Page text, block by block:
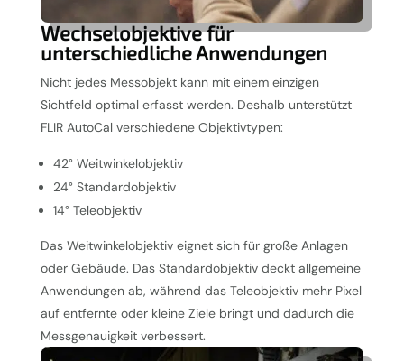
Wechselobjektive für
unterschiedliche Anwendungen
Nicht jedes Messobjekt kann mit einem einzigen
Sichtfeld optimal erfasst werden. Deshalb unterstützt
FLIR AutoCal verschiedene Objektivtypen:
42° Weitwinkelobjektiv
24° Standardobjektiv
14° Teleobjektiv
Das Weitwinkelobjektiv eignet sich für große Anlagen
oder Gebäude. Das Standardobjektiv deckt allgemeine
Anwendungen ab, während das Teleobjektiv mehr Pixel
auf entfernte oder kleine Ziele bringt und dadurch die
Messgenauigkeit verbessert.